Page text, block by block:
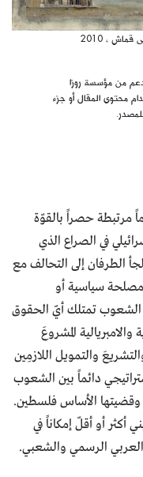
، 2010
من مؤسسة روزا
محتوى المقال أو جزء
مرتبطة حصراً بالقوّة
في الصراع الذي
الطرفان إلى التحالف مع
سياسية أو
الشعوب تمتلك أيّ الحقوق
المشروعَ
والتمويل اللازمِين
دائماً بين الشعوب
وقضيتها الأساس فلسطين.
أكثر أو أقلّ إمكاناً في
الرسمي والشعبي.